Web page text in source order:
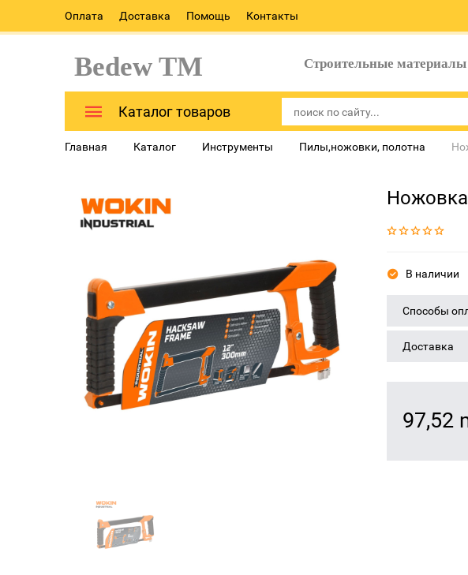
Оплата Доставка Помощь Контакты
Bedew TM Строительные материалы
Каталог товаров
Главная Каталог Инструменты Пилы,ножовки, полотна
В наличии
Способы
Доставка
97,52